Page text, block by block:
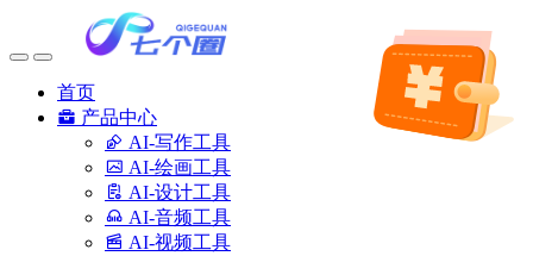
首页
产品中心
AI-写作工具
AI-绘画工具
AI-设计工具
AI-音频工具
AI-视频工具